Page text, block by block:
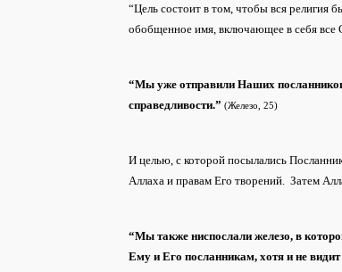
“Цель состоит в том, чтобы вся религия
обобщенное имя, включающее в себя все
“Мы уже отправили Наших
справедливости.” (Железо, 25)
И целью, с которой посылались
Аллаха и правам Его творений. Затем
“Мы также ниспослали железо, в
Ему и Его посланникам, хотя и не